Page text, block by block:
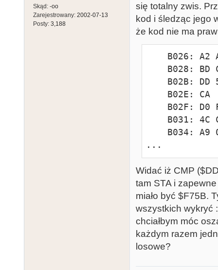
Skąd: -oo
Zarejestrowany: 2002-07-13
Posty: 3,188
się totalny zwis.
kod i śledząc jego
że kod nie ma
...
Widać iż CMP
tam STA i
miało być $F75B.
wszystkich wykryć
chciałbym móc
każdym razem
losowe?